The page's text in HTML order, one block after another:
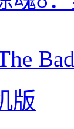
版